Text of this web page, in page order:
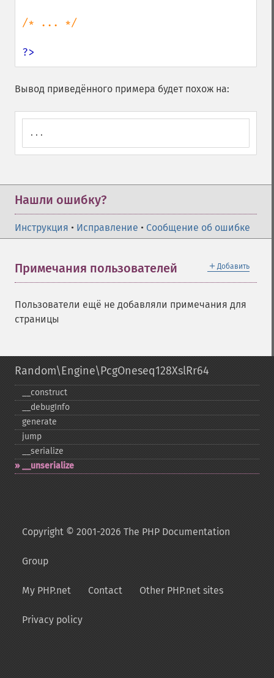
/* ... */
?>
Вывод приведённого примера будет похож на:
...
Нашли ошибку?
Инструкция • Исправление • Сообщение об ошибке
＋ Добавить
Примечания пользователей
Пользователи ещё не добавляли примечания для
страницы
Random\Engine\PcgOneseq128XslRr64
_​_​construct
_​_​debugInfo
generate
jump
_​_​serialize
_​_​unserialize
Copyright © 2001-2026 The PHP Documentation
Group
My PHP.net Contact Other PHP.net sites
Privacy policy